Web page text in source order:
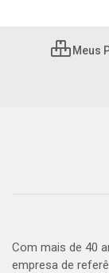
Meus
Com mais de 40
empresa de